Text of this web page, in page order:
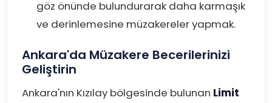
göz önünde bulundurarak daha karmaşık
ve derinlemesine müzakereler yapmak.
Ankara'da Müzakere Becerilerinizi
Geliştirin
Ankara'nın Kızılay bölgesinde bulunan Limit